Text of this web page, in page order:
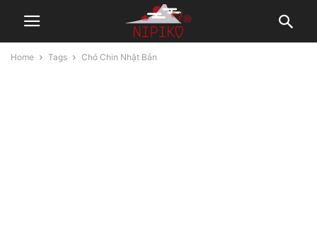
Home Tags Chó Chin Nhật Bản